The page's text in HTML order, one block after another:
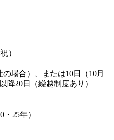
）
の場合）、または10日（10月
降20日（繰越制度あり）
25年）